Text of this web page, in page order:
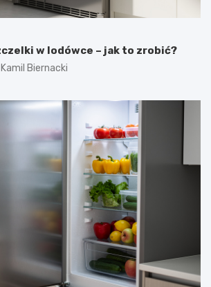
w lodówce – jak to zrobić?
Kamil Biernacki